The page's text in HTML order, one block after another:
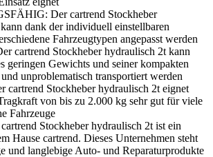
Der cartrend Stockheber
dank der individuell einstellbaren
Fahrzeugtypen angepasst werden
cartrend Stockheber hydraulisch 2t kann
geringen Gewichts und seiner kompakten
unproblematisch transportiert werden
cartrend Stockheber hydraulisch 2t eignet
von bis zu 2.000 kg sehr gut für viele
Fahrzeuge
Stockheber hydraulisch 2t ist ein
Hause cartrend. Dieses Unternehmen steht
und langlebige Auto- und Reparaturprodukte